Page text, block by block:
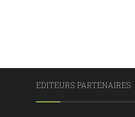
EDITEURS PARTENAIRES